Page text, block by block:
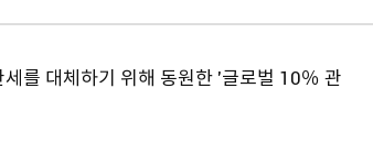
를 대체하기 위해 동원한 '글로벌 10％ 관